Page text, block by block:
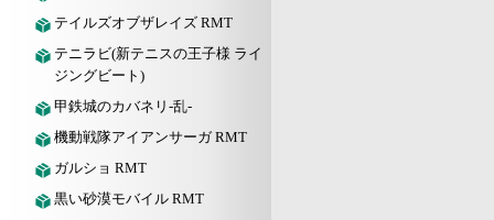
テイルズオブザレイズ RMT
テニラビ(新テニスの王子様 ライ
ジングビート)
甲鉄城のカバネリ-乱-
機動戦隊アイアンサーガ RMT
ガルショ RMT
黒い砂漠モバイル RMT